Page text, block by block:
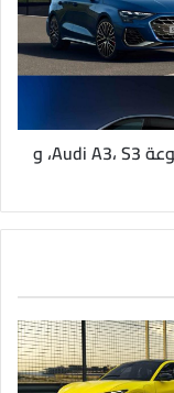
رياضية وأذكى وأكثر تميزًا: اكتشف مجموعة Audi A3، S3، و